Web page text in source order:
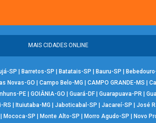
MAIS CIDADES ONLINE
SP | Barretos-SP | Batatais-SP | Bauru-SP |
Novas-GO | Campo Belo-MG | CAMPO GRANDE-MS |
PE | GOIÂNIA-GO | Guará-DF | Guarapuava-PR |
RS | Ituiutaba-MG | Jaboticabal-SP | Jacareí-SP | José
| Mococa-SP | Monte Alto-SP | Morro Agudo-SP | Novo